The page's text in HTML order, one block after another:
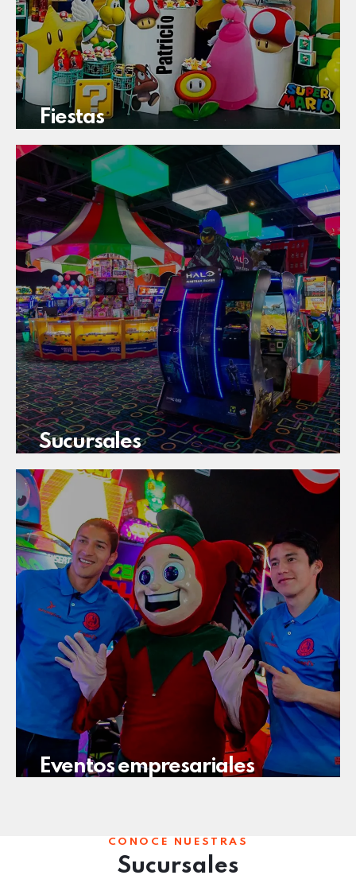
Fiestas
Sucursales
Eventos empresariales
CONOCE NUESTRAS
Sucursales